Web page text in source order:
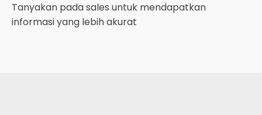
Tanyakan pada sales untuk mendapatkan
informasi yang lebih akurat